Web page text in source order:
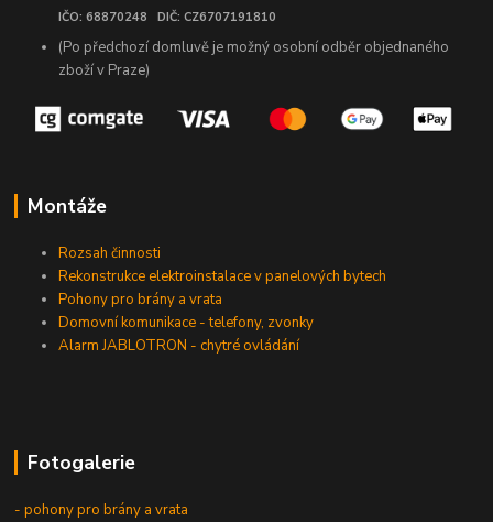
IČO: 68870248 DIČ: CZ6707191810
(Po předchozí domluvě je možný osobní odběr objednaného
zboží v Praze)
Montáže
Rozsah činnosti
Rekonstrukce elektroinstalace v panelových bytech
Pohony pro brány a vrata
Domovní komunikace - telefony, zvonky
Alarm JABLOTRON - chytré ovládání
Fotogalerie
- pohony pro brány a vrata